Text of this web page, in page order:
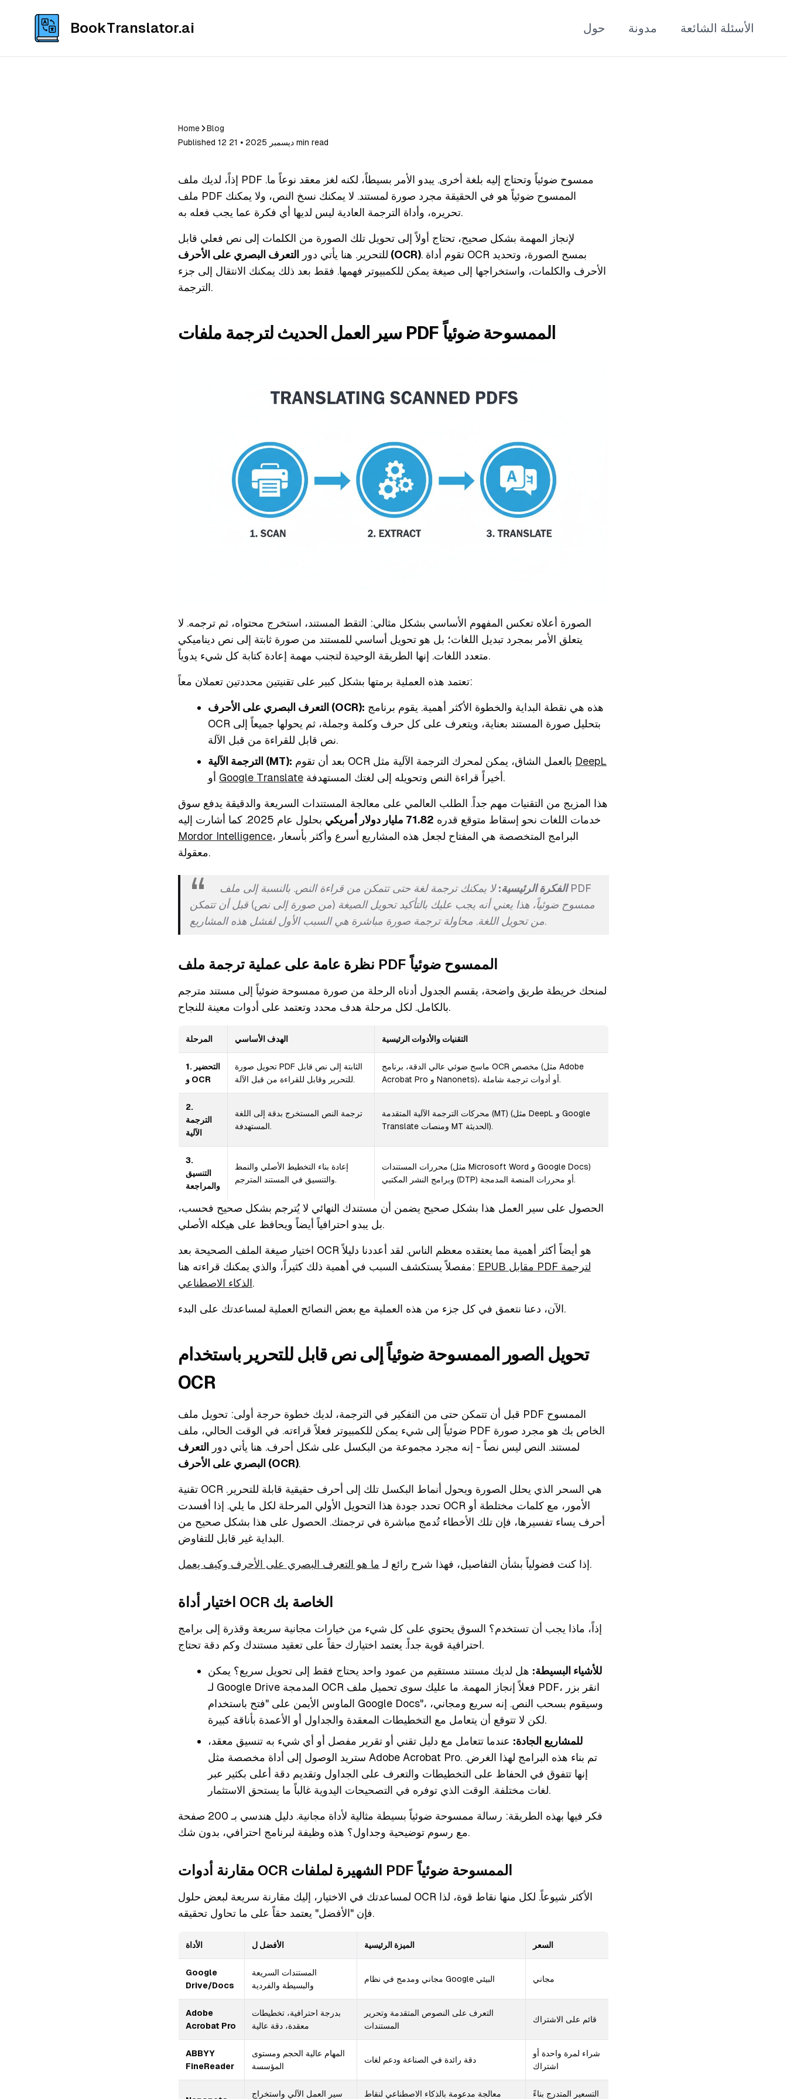
BookTranslator.ai حول مدونة الأسئلة الشائعة
Home
Blog
Published 12 ديسمبر 2025 ⦁ 21 min read
إذاً، لديك ملف PDF ممسوح ضوئياً وتحتاج إليه بلغة أخرى. يبدو الأمر بسيطاً، لكنه لغز معقد نوعاً ما.
ملف PDF الممسوح ضوئياً هو في الحقيقة مجرد صورة لمستند. لا يمكنك نسخ النص، ولا يمكنك
تحريره، وأداة الترجمة العادية ليس لديها أي فكرة عما يجب فعله به.
لإنجاز المهمة بشكل صحيح، تحتاج أولاً إلى تحويل تلك الصورة من الكلمات إلى نص فعلي قابل
للتحرير. هنا يأتي دور التعرف البصري على الأحرف (OCR). تقوم أداة OCR بمسح الصورة، وتحديد
الأحرف والكلمات، واستخراجها إلى صيغة يمكن للكمبيوتر فهمها. فقط بعد ذلك يمكنك الانتقال إلى جزء
الترجمة.
سير العمل الحديث لترجمة ملفات PDF الممسوحة ضوئياً
الصورة أعلاه تعكس المفهوم الأساسي بشكل مثالي: التقط المستند، استخرج محتواه، ثم ترجمه. لا
يتعلق الأمر بمجرد تبديل اللغات؛ بل هو تحويل أساسي للمستند من صورة ثابتة إلى نص ديناميكي
متعدد اللغات. إنها الطريقة الوحيدة لتجنب مهمة إعادة كتابة كل شيء يدوياً.
تعتمد هذه العملية برمتها بشكل كبير على تقنيتين محددتين تعملان معاً:
التعرف البصري على الأحرف (OCR):
OCR بتحليل صورة المستند بعناية، ويتعرف على كل حرف وكلمة وجملة، ثم يحولها جميعاً إلى
نص قابل للقراءة من قبل الآلة.
الترجمة الآلية (MT):
DeepL
Google Translate أخيراً قراءة النص وتحويله إلى لغتك المستهدفة.
هذا المزيج من التقنيات مهم جداً. الطلب العالمي على معالجة المستندات السريعة والدقيقة يدفع سوق
خدمات اللغات نحو إسقاط متوقع قدره 71.82 مليار دولار أمريكي
بحلول عام 2025. كما أشارت إليه
Mordor Intelligence، البرامج المتخصصة هي المفتاح لجعل هذه المشاريع أسرع وأكثر بأسعار
معقولة.
الفكرة الرئيسية:لا يمكنك ترجمة لغة حتى تتمكن من قراءة النص. بالنسبة إلى ملف PDF
ممسوح ضوئياً، هذا يعني أنه يجب عليك بالتأكيد تحويل الصيغة (من صورة إلى نص) قبل أن تتمكن
من تحويل اللغة. محاولة ترجمة صورة مباشرة هي السبب الأول لفشل هذه المشاريع.
نظرة عامة على عملية ترجمة ملف PDF الممسوح ضوئياً
لمنحك خريطة طريق واضحة، يقسم الجدول أدناه الرحلة من صورة ممسوحة ضوئياً إلى مستند مترجم
بالكامل. لكل مرحلة هدف محدد وتعتمد على أدوات معينة للنجاح.
المرحلة الهدف الأساسي التقنيات والأدوات الرئيسية
1. التحضير
و OCR
تحويل صورة PDF الثابتة إلى نص قابل
للتحرير وقابل للقراءة من قبل الآلة.
ماسح ضوئي عالي الدقة، برنامج OCR مخصص (مثل Adobe
Acrobat Pro و Nanonets)، أو أدوات ترجمة شاملة.
2.
الترجمة
الآلية
ترجمة النص المستخرج بدقة إلى اللغة
المستهدفة.
محركات الترجمة الآلية المتقدمة (MT) (مثل DeepL و Google
Translate ومنصات MT الحديثة).
3.
التنسيق
والمراجعة
إعادة بناء التخطيط الأصلي والنمط
والتنسيق في المستند المترجم.
محررات المستندات (مثل Microsoft Word و Google Docs)
وبرامج النشر المكتبي (DTP) أو محررات المنصة المدمجة.
الحصول على سير العمل هذا بشكل صحيح يضمن أن مستندك النهائي لا يُترجم بشكل صحيح فحسب،
بل يبدو احترافياً أيضاً ويحافظ على هيكله الأصلي.
اختيار صيغة الملف الصحيحة بعد OCR هو أيضاً أكثر أهمية مما يعتقده معظم الناس. لقد أعددنا دليلاً
مفصلاً يستكشف السبب في أهمية ذلك كثيراً، والذي يمكنك قراءته هنا: EPUB مقابل PDF لترجمة
الذكاء الاصطناعي.
الآن، دعنا نتعمق في كل جزء من هذه العملية مع بعض النصائح العملية لمساعدتك على البدء.
تحويل الصور الممسوحة ضوئياً إلى نص قابل للتحرير باستخدام
OCR
قبل أن تتمكن حتى من التفكير في الترجمة، لديك خطوة حرجة أولى: تحويل ملف PDF الممسوح
ضوئياً إلى شيء يمكن للكمبيوتر فعلاً قراءته. في الوقت الحالي، ملف PDF الخاص بك هو مجرد صورة
لمستند. النص ليس نصاً - إنه مجرد مجموعة من البكسل على شكل أحرف. هنا يأتي دور التعرف
البصري على الأحرف (OCR).
تقنية OCR هي السحر الذي يحلل الصورة ويحول أنماط البكسل تلك إلى أحرف حقيقية قابلة للتحرير.
تحدد جودة هذا التحويل الأولي المرحلة لكل ما يلي. إذا أفسدت OCR الأمور، مع كلمات مختلطة أو
أحرف يساء تفسيرها، فإن تلك الأخطاء تُدمج مباشرة في ترجمتك. الحصول على هذا بشكل صحيح من
البداية غير قابل للتفاوض.
إذا كنت فضولياً بشأن التفاصيل، فهذا شرح رائع لـ ما هو التعرف البصري على الأحرف وكيف يعمل .
اختيار أداة OCR الخاصة بك
إذاً، ماذا يجب أن تستخدم؟ السوق يحتوي على كل شيء من خيارات مجانية سريعة وقذرة إلى برامج
احترافية قوية جداً. يعتمد اختيارك حقاً على تعقيد مستندك وكم دقة تحتاج.
للأشياء البسيطة: هل لديك مستند مستقيم من عمود واحد يحتاج فقط إلى تحويل سريع؟ يمكن
لـ Google Drive المدمجة OCR فعلاً إنجاز المهمة. ما عليك سوى تحميل ملف PDF، انقر بزر
الماوس الأيمن على "فتح باستخدام Google Docs"، وسيقوم بسحب النص. إنه سريع ومجاني،
لكن لا تتوقع أن يتعامل مع التخطيطات المعقدة والجداول أو الأعمدة بأناقة كبيرة.
للمشاريع الجادة: عندما تتعامل مع دليل تقني أو تقرير مفصل أو أي شيء به تنسيق معقد،
ستريد الوصول إلى أداة مخصصة مثل Adobe Acrobat Pro. تم بناء هذه البرامج لهذا الغرض.
إنها تتفوق في الحفاظ على التخطيطات والتعرف على الجداول وتقديم دقة أعلى بكثير عبر
لغات مختلفة. الوقت الذي توفره في التصحيحات اليدوية غالباً ما يستحق الاستثمار.
فكر فيها بهذه الطريقة: رسالة ممسوحة ضوئياً بسيطة مثالية لأداة مجانية. دليل هندسي بـ 200 صفحة
مع رسوم توضيحية وجداول؟ هذه وظيفة لبرنامج احترافي، بدون شك.
مقارنة أدوات OCR الشهيرة لملفات PDF الممسوحة ضوئياً
لمساعدتك في الاختيار، إليك مقارنة سريعة لبعض حلول OCR الأكثر شيوعاً. لكل منها نقاط قوة، لذا
فإن "الأفضل" يعتمد حقاً على ما تحاول تحقيقه.
الأداة الأفضل ل الميزة الرئيسية السعر
Google
Drive/Docs
المستندات السريعة
والبسيطة والفردية
مجاني ومدمج في نظام Google البيئي مجاني
Adobe
Acrobat Pro
بدرجة احترافية، تخطيطات
معقدة، دقة عالية
التعرف على النصوص المتقدمة وتحرير
المستندات
قائم على الاشتراك
ABBYY
FineReader
المهام عالية الحجم ومستوى
المؤسسة
دقة رائدة في الصناعة ودعم لغات
شراء لمرة واحدة أو
اشتراك
سير العمل الآلي واستخراج معالجة مدعومة بالذكاء الاصطناعي لنقاط التسعير المتدرج بناءً